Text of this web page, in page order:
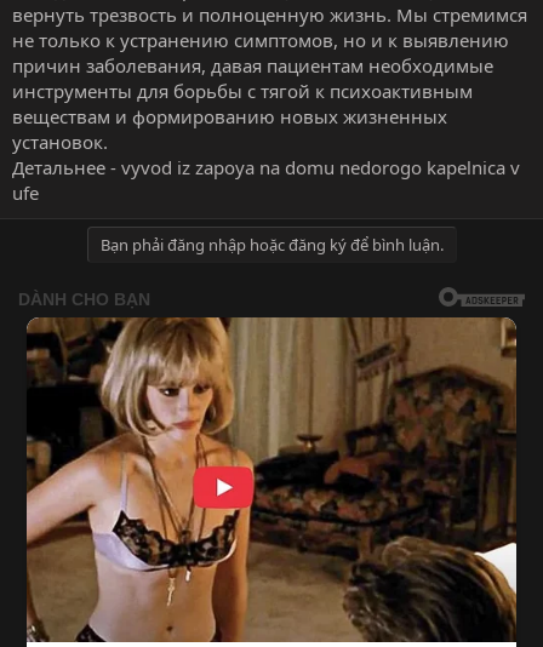
вернуть трезвость и полноценную жизнь. Мы стремимся
не только к устранению симптомов, но и к выявлению
причин заболевания, давая пациентам необходимые
инструменты для борьбы с тягой к психоактивным
веществам и формированию новых жизненных
установок.
Детальнее - vyvod iz zapoya na domu nedorogo kapelnica v
ufe
Bạn phải đăng nhập hoặc đăng ký để bình luận.